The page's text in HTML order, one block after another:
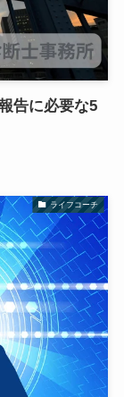
告に必要な5
ライフコーチ